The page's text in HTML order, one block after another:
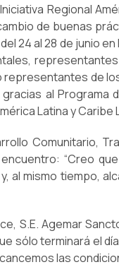
Regional
de buenas
24 al 28 de junio
de
al Programa
Latina y
Comunitario,
“Creo
al mismo tiempo,
S.E. Agemar
sólo terminará el
las